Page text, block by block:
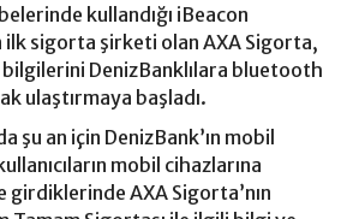
kullandığı iBeacon
sigorta şirketi olan AXA Sigorta,
DenizBanklılara bluetooth
ulaştırmaya başladı.
şu an için DenizBank’ın mobil
mobil cihazlarına
girdiklerinde AXA Sigorta’nın